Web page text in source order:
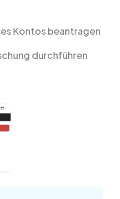
Kontos beantragen
durchführen